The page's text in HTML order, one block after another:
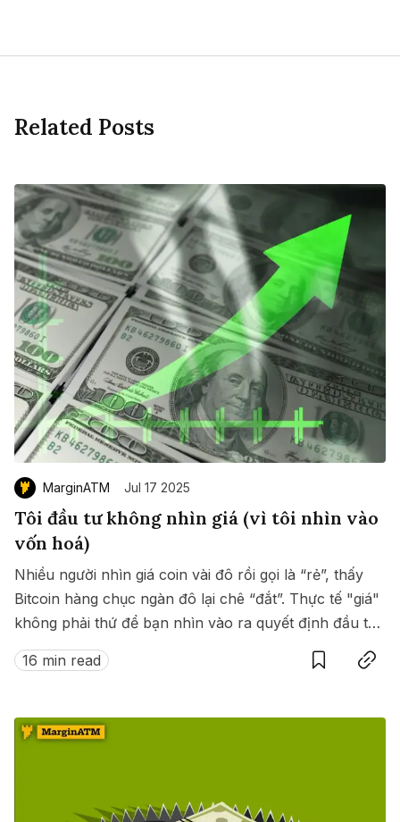
Related Posts
MarginATM Jul 17 2025
Tôi đầu tư không nhìn giá (vì tôi nhìn vào
vốn hoá)
Nhiều người nhìn giá coin vài đô rồi gọi là “rẻ”, thấy
Bitcoin hàng chục ngàn đô lại chê “đắt”. Thực tế "giá"
không phải thứ để bạn nhìn vào ra quyết định đầu tư.
Thay vào đó hãy nhìn vào "vốn hóa thị trường" - nơi
thể hiện được bản chất của dự án.
16 min read
SaveCopy link